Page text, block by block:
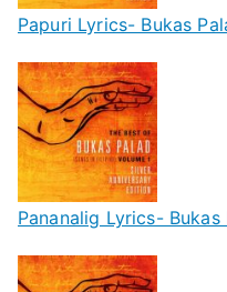
Papuri Lyrics- Bukas
Pananalig Lyrics-